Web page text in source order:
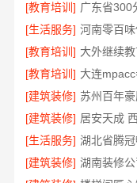
[教育培训]
[生活服务] 河南零百
[教育培训] 大外继续
[教育培训] 大连
[建筑装修]
[建筑装修] 居安天成
[生活服务]
[建筑装修]